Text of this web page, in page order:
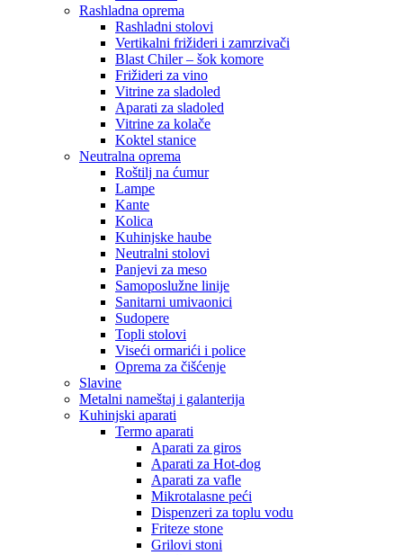
Rashladna oprema
Rashladni stolovi
Vertikalni frižideri i zamrzivači
Blast Chiler – šok komore
Frižideri za vino
Vitrine za sladoled
Aparati za sladoled
Vitrine za kolače
Koktel stanice
Neutralna oprema
Roštilj na ćumur
Lampe
Kante
Kolica
Kuhinjske haube
Neutralni stolovi
Panjevi za meso
Samoposlužne linije
Sanitarni umivaonici
Sudopere
Topli stolovi
Viseći ormarići i police
Oprema za čišćenje
Slavine
Metalni nameštaj i galanterija
Kuhinjski aparati
Termo aparati
Aparati za giros
Aparati za Hot-dog
Aparati za vafle
Mikrotalasne peći
Dispenzeri za toplu vodu
Friteze stone
Grilovi stoni